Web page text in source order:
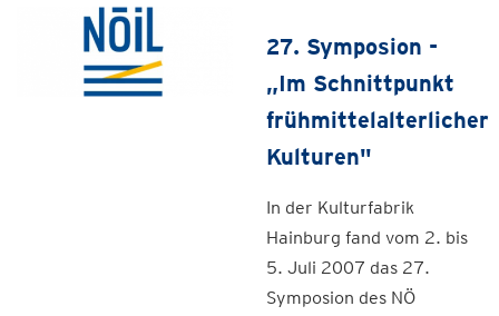
27. Symposion -
„Im Schnittpunkt
frühmittelalterlicher
Kulturen"
In der Kulturfabrik
Hainburg fand vom 2. bis
5. Juli 2007 das 27.
Symposion des NÖ